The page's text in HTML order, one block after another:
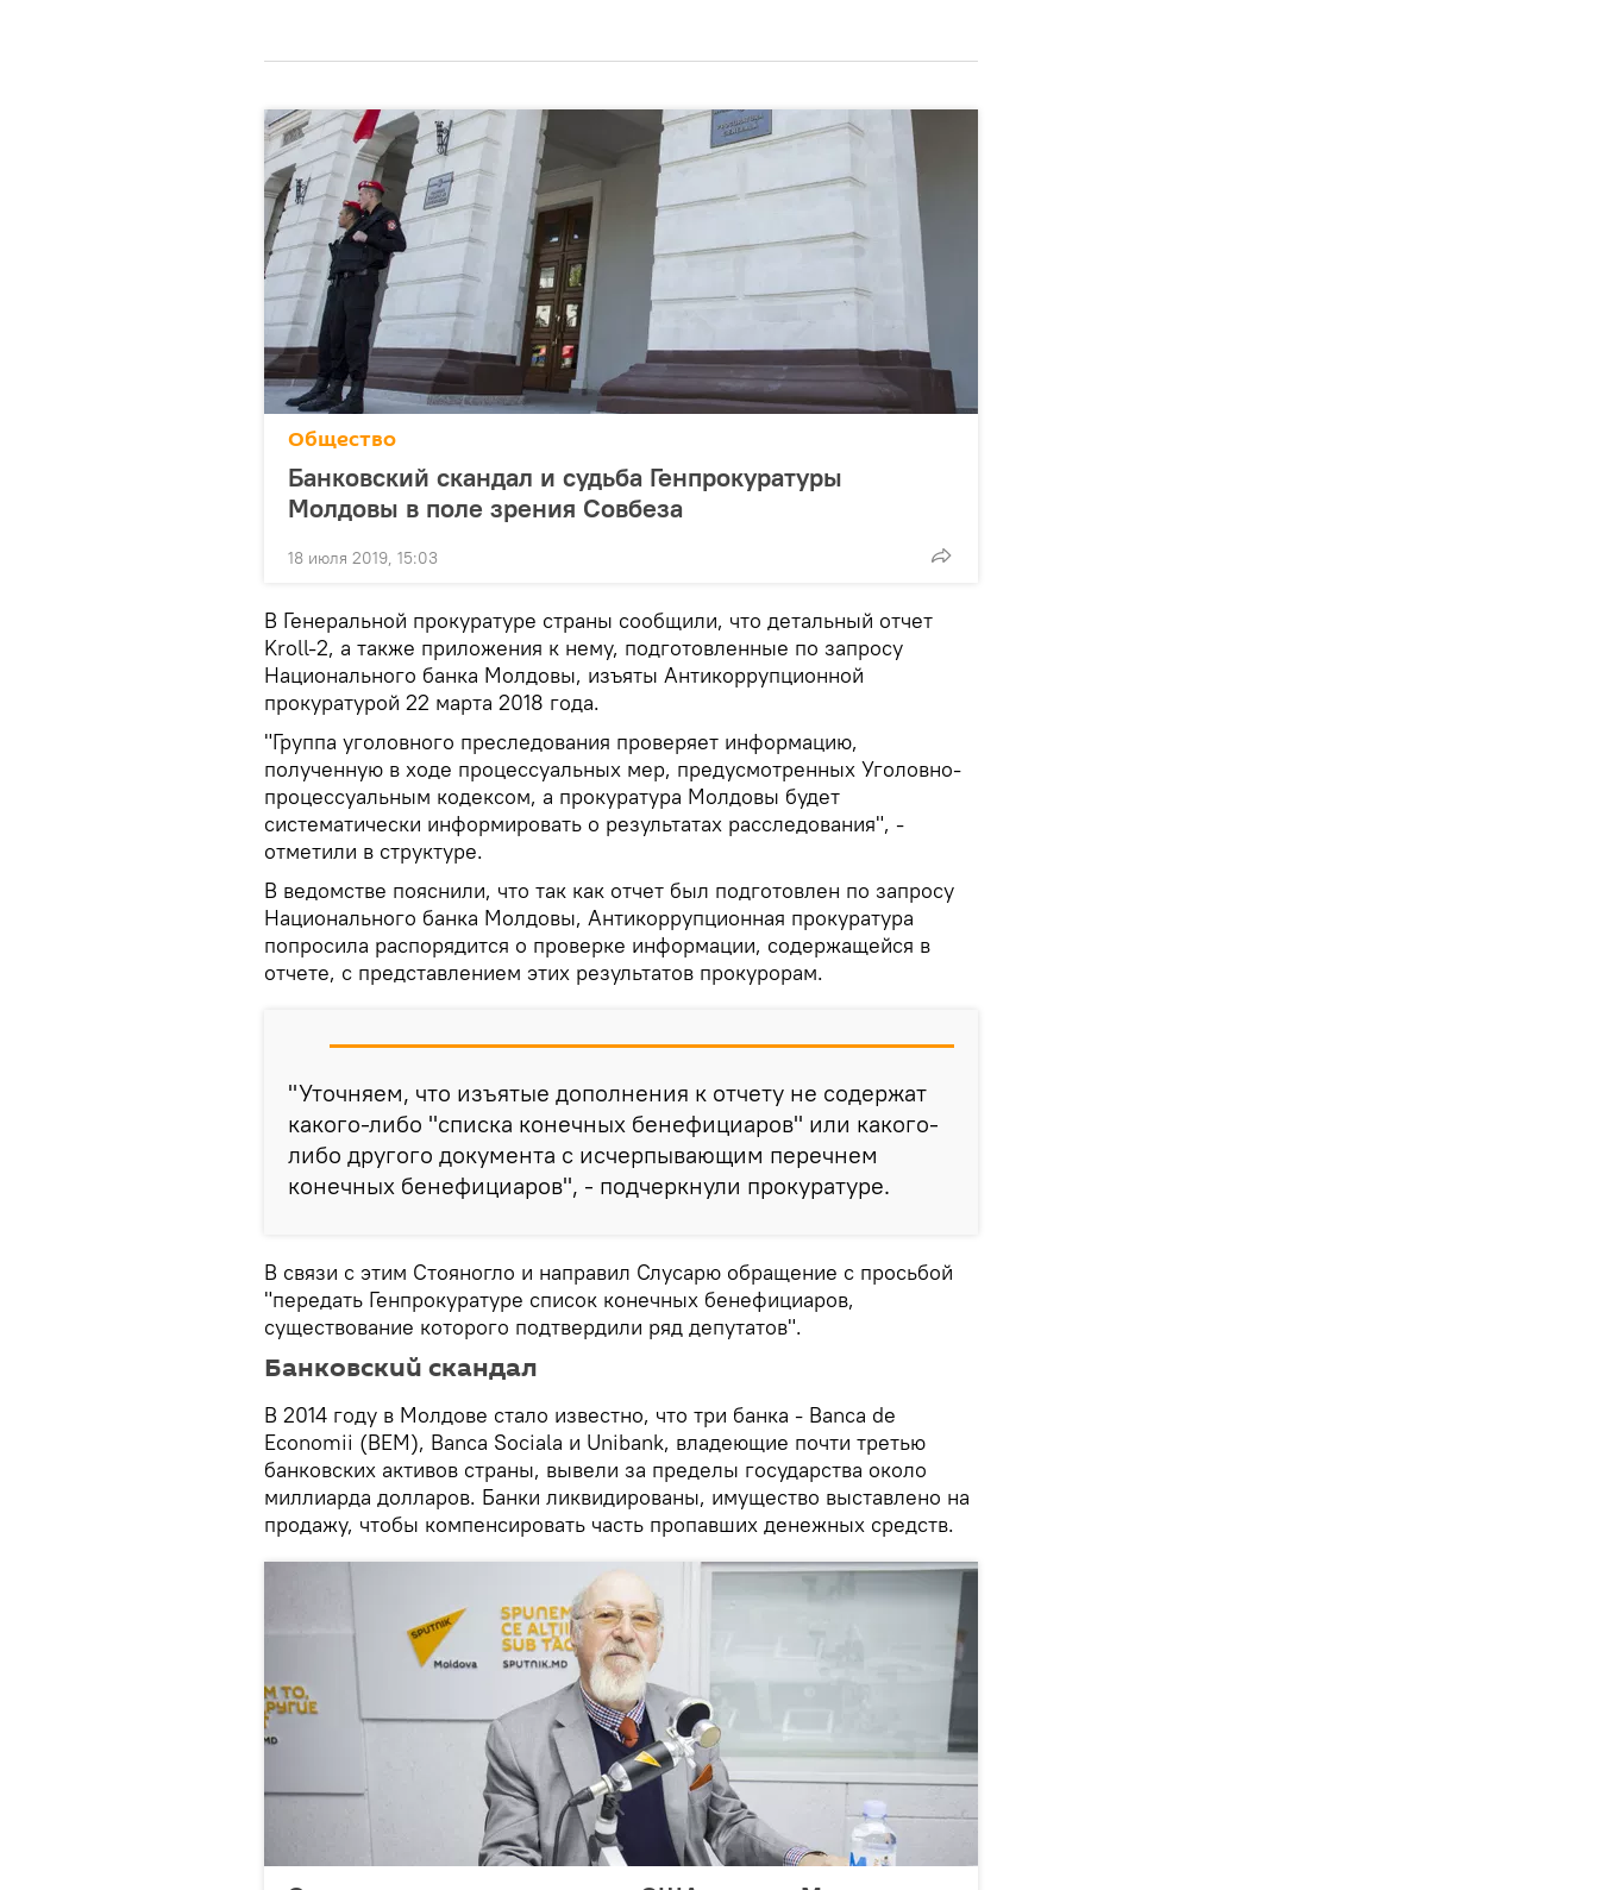
Общество
Банковский скандал и судьба Генпрокуратуры
Молдовы в поле зрения Совбеза
18 июля 2019, 15:03
В Генеральной прокуратуре страны сообщили, что детальный отчет
Kroll-2, а также приложения к нему, подготовленные по запросу
Национального банка Молдовы, изъяты Антикоррупционной
прокуратурой 22 марта 2018 года.
"Группа уголовного преследования проверяет информацию,
полученную в ходе процессуальных мер, предусмотренных Уголовно-
процессуальным кодексом, а прокуратура Молдовы будет
систематически информировать о результатах расследования", -
отметили в структуре.
В ведомстве пояснили, что так как отчет был подготовлен по запросу
Национального банка Молдовы, Антикоррупционная прокуратура
попросила распорядится о проверке информации, содержащейся в
отчете, с представлением этих результатов прокурорам.
"Уточняем, что изъятые дополнения к отчету не содержат
какого-либо "списка конечных бенефициаров" или какого-
либо другого документа с исчерпывающим перечнем
конечных бенефициаров", - подчеркнули прокуратуре.
В связи с этим Стояногло и направил Слусарю обращение с просьбой
"передать Генпрокуратуре список конечных бенефициаров,
существование которого подтвердили ряд депутатов".
Банковский скандал
В 2014 году в Молдове стало известно, что три банка - Banca de
Economii (ВЕМ), Banca Sociala и Unibank, владеющие почти третью
банковских активов страны, вывели за пределы государства около
миллиарда долларов. Банки ликвидированы, имущество выставлено на
продажу, чтобы компенсировать часть пропавших денежных средств.